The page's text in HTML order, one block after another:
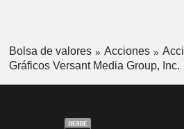
Bolsa de valores Acciones
Gráficos Versant Media Group, Inc.